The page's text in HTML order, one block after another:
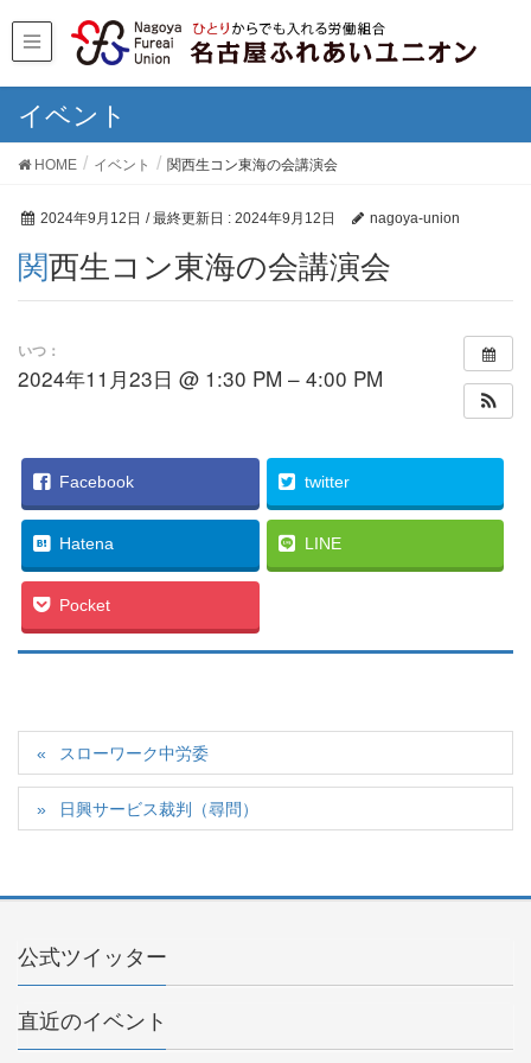
イベント
HOME イベント 関西生コン東海の会講演会
2024年9月12日 / 最終更新日 : 2024年9月12日 nagoya-union
関西生コン東海の会講演会
いつ：
2024年11月23日 @ 1:30 PM – 4:00 PM
Facebook twitter
Hatena LINE
Pocket
スローワーク中労委
日興サービス裁判（尋問）
公式ツイッター
直近のイベント